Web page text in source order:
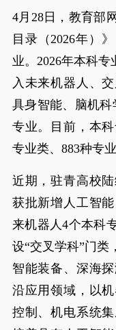
4月28日，教育部
目录（2026年）
业。2026年本科专
入未来机器人、
具身智能、脑机
专业。目前，本
专业类、883种专业
近期，驻青高校
获批新增人工智
来机器人4个本科
设“交叉学科”门类
智能装备、深海
沿应用领域，以
控制、机电系统